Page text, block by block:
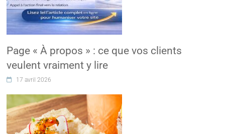
Page « À propos » : ce que vos clients
veulent vraiment y lire
17 avril 2026